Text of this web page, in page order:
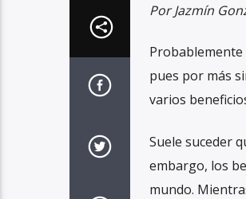
Por Jazmín
pues por más
varios
Suele suceder
embargo, los
mundo.